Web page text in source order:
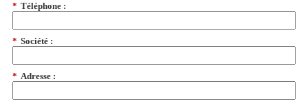
* Téléphone :
* Société :
* Adresse :